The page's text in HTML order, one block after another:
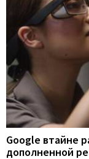
Google втайне
дополненной